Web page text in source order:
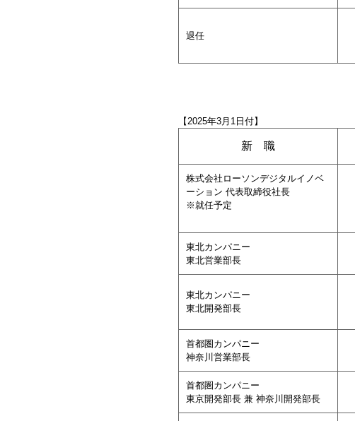
退任
【2025年3月1日付】
新 職
株式会社ローソンデジタルイノベ
ーション 代表取締役社長
※就任予定
東北カンパニー
東北営業部長
東北カンパニー
東北開発部長
首都圏カンパニー
神奈川営業部長
首都圏カンパニー
東京開発部長 兼 神奈川開発部長